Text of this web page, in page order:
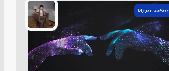
Идет набор